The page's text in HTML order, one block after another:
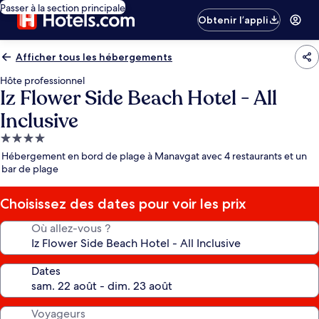
Passer à la section principale
Obtenir l’appli
Afficher tous les hébergements
Hôte professionnel
Iz Flower Side Beach Hotel - All
Inclusive
Hébergement
4.0 étoiles
Hébergement en bord de plage à Manavgat avec 4 restaurants et un
bar de plage
Choisissez des dates pour voir les prix
Où allez-vous ?
Dates
Voyageurs